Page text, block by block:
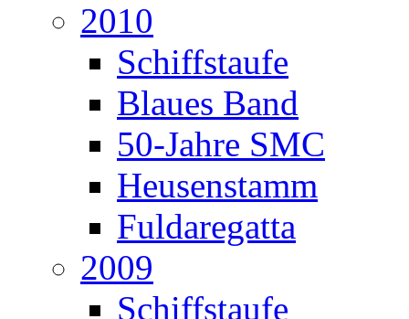
2010
Schiffstaufe
Blaues Band
50-Jahre SMC
Heusenstamm
Fuldaregatta
2009
Schiffstaufe